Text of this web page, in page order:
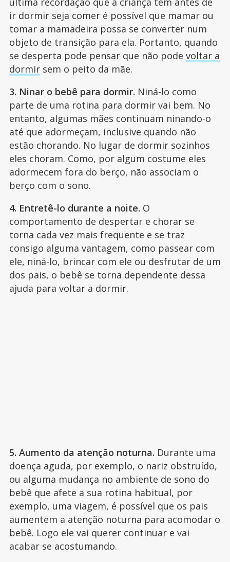
ir dormir seja comer é possível que mamar ou
tomar a mamadeira possa se converter num
objeto de transição para ela. Portanto, quando
se desperta pode pensar que não pode voltar a
dormirsem o peito da mãe.
3. Ninar o bebê para dormir. Niná-lo como
parte de uma rotina para dormir vai bem. No
entanto, algumas mães continuam ninando-o
até que adormeçam, inclusive quando não
estão chorando. No lugar de dormir sozinhos
eles choram. Como, por algum costume eles
adormecem fora do berço, não associam o
berço com o sono.
4. Entretê-lo durante a noite. O
comportamento de despertar e chorar se
torna cada vez mais frequente e se traz
consigo alguma vantagem, como passear com
ele, niná-lo, brincar com ele ou desfrutar de um
dos pais, o bebê se torna dependente dessa
ajuda para voltar a dormir.
5. Aumento da atenção noturna. Durante uma
doença aguda, por exemplo, o nariz obstruído,
ou alguma mudança no ambiente de sono do
bebê que afete a sua rotina habitual, por
exemplo, uma viagem, é possível que os pais
aumentem a atenção noturna para acomodar o
bebê. Logo ele vai querer continuar e vai
acabar se acostumando.